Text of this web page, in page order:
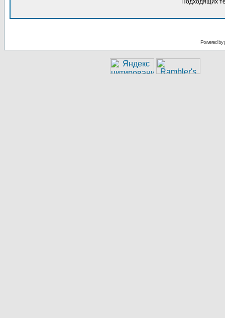
Подходящих
Powered by